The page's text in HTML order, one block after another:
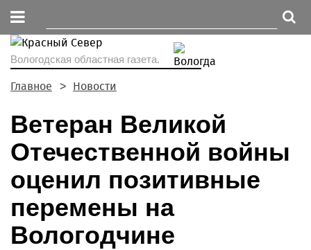
Вологодская областная газета.
Главное Новости
Ветеран Великой
Отечественной войны
оценил позитивные
перемены на
Вологодчине